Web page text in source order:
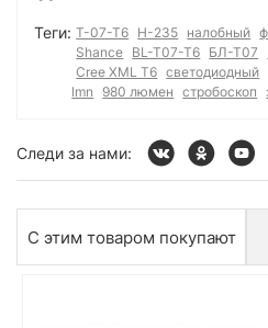
Теги: T-07-T6 H-235 налобный
Shance BL-T07-T6 БЛ-Т07
Cree XML T6 светодиодный
lmn
980 люмен стробоскоп
Следи за нами:
С этим товаром покупают